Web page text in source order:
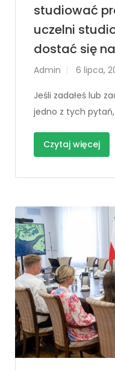
studiować
uczelni
dostać się
Admin 6 lipca,
Jeśli zadałeś lub
jedno z tych
Czytaj więcej